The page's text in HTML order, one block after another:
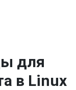
для
в Linux